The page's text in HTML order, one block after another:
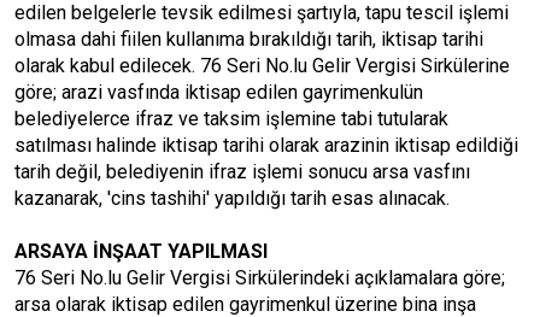
edilen belgelerle tevsik edilmesi şartıyla, tapu tescil işlemi
olmasa dahi fiilen kullanıma bırakıldığı tarih, iktisap tarihi
olarak kabul edilecek. 76 Seri No.lu Gelir Vergisi Sirkülerine
göre; arazi vasfında iktisap edilen gayrimenkulün
belediyelerce ifraz ve taksim işlemine tabi tutularak
satılması halinde iktisap tarihi olarak arazinin iktisap edildiği
tarih değil, belediyenin ifraz işlemi sonucu arsa vasfını
kazanarak, 'cins tashihi' yapıldığı tarih esas alınacak.
ARSAYA İNŞAAT YAPILMASI
76 Seri No.lu Gelir Vergisi Sirkülerindeki açıklamalara göre;
arsa olarak iktisap edilen gayrimenkul üzerine bina inşa